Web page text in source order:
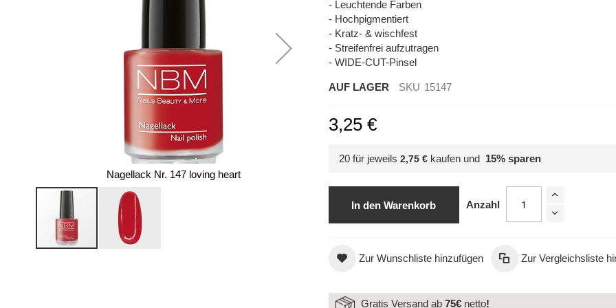
Nagellack Nr. 147 loving heart
- Leuchtende Farben
- Hochpigmentiert
- Kratz- & wischfest
- Streifenfrei aufzutragen
- WIDE-CUT-Pinsel
AUF LAGER SKU 15147
3,25 €
20 für jeweils 2,75 €kaufen und 15% sparen
Anzahl
In den Warenkorb
Zur Wunschliste hinzufügen Zur Vergleichsliste
Gratis Versand ab 75€netto!